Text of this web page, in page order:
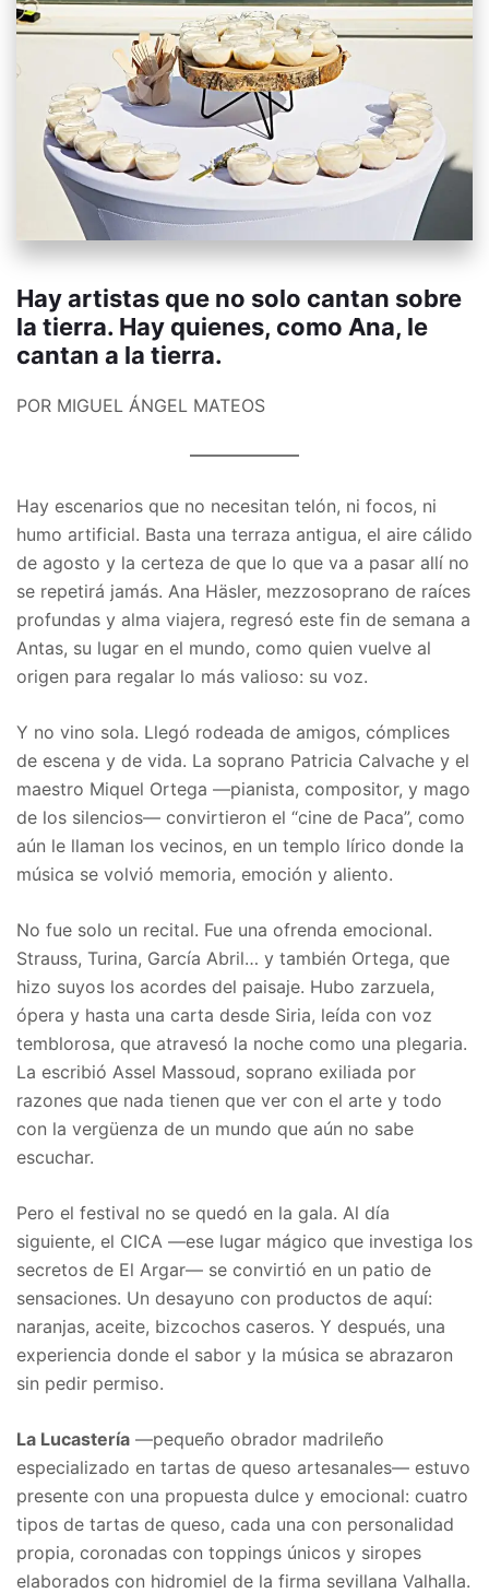
Hay artistas que no solo cantan sobre
la tierra. Hay quienes, como Ana, le
cantan a la tierra.
POR MIGUEL ÁNGEL MATEOS
Hay escenarios que no necesitan telón, ni focos, ni
humo artificial. Basta una terraza antigua, el aire cálido
de agosto y la certeza de que lo que va a pasar allí no
se repetirá jamás. Ana Häsler, mezzosoprano de raíces
profundas y alma viajera, regresó este fin de semana a
Antas, su lugar en el mundo, como quien vuelve al
origen para regalar lo más valioso: su voz.
Y no vino sola. Llegó rodeada de amigos, cómplices
de escena y de vida. La soprano Patricia Calvache y el
maestro Miquel Ortega —pianista, compositor, y mago
de los silencios— convirtieron el “cine de Paca”, como
aún le llaman los vecinos, en un templo lírico donde la
música se volvió memoria, emoción y aliento.
No fue solo un recital. Fue una ofrenda emocional.
Strauss, Turina, García Abril… y también Ortega, que
hizo suyos los acordes del paisaje. Hubo zarzuela,
ópera y hasta una carta desde Siria, leída con voz
temblorosa, que atravesó la noche como una plegaria.
La escribió Assel Massoud, soprano exiliada por
razones que nada tienen que ver con el arte y todo
con la vergüenza de un mundo que aún no sabe
escuchar.
Pero el festival no se quedó en la gala. Al día
siguiente, el CICA —ese lugar mágico que investiga los
secretos de El Argar— se convirtió en un patio de
sensaciones. Un desayuno con productos de aquí:
naranjas, aceite, bizcochos caseros. Y después, una
experiencia donde el sabor y la música se abrazaron
sin pedir permiso.
La Lucastería —pequeño obrador madrileño
especializado en tartas de queso artesanales— estuvo
presente con una propuesta dulce y emocional: cuatro
tipos de tartas de queso, cada una con personalidad
propia, coronadas con toppings únicos y siropes
elaborados con hidromiel de la firma sevillana Valhalla.